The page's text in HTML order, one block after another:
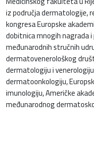
iz područja dermatologije,
kongresa Europske
dobitnica mnogih nagrada
međunarodnih stručnih
dermatovenerološkog
dermatologiju i
dermatoonkologiju,
imunologiju, Američke
međunarodnog